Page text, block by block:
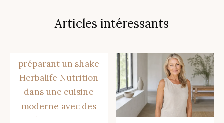
Articles intéressants